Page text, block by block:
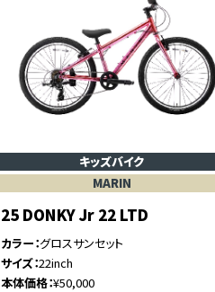
キッズバイク
MARIN
25 DONKY Jr 22 LTD
カラー グロスサンセット
サイズ 22inch
本体価格 ¥50,000